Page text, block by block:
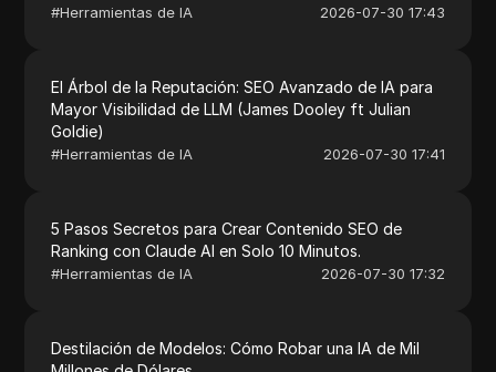
#Herramientas de IA 2026-07-30 17:43
El Árbol de la Reputación: SEO Avanzado de IA para
Mayor Visibilidad de LLM (James Dooley ft Julian
Goldie)
#Herramientas de IA 2026-07-30 17:41
5 Pasos Secretos para Crear Contenido SEO de
Ranking con Claude AI en Solo 10 Minutos.
#Herramientas de IA 2026-07-30 17:32
Destilación de Modelos: Cómo Robar una IA de Mil